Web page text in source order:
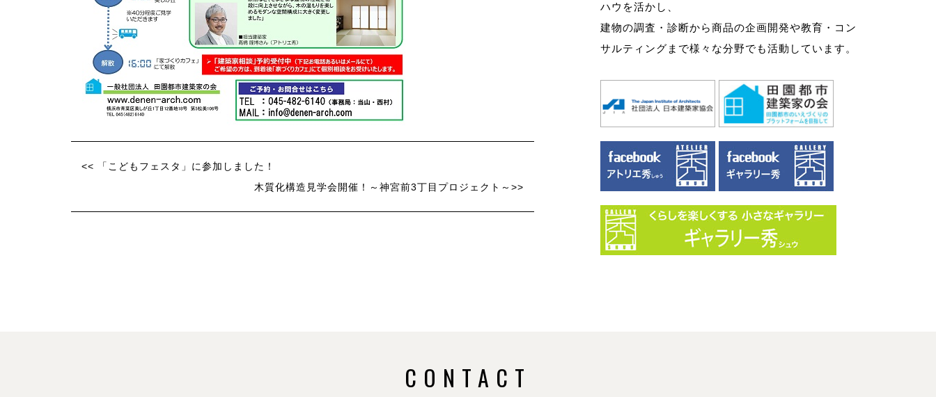
<< 「こどもフェスタ」に参加しました！
木質化構造見学会開催！～神宮前3丁目プロジェクト～>>
ハウを活かし、
建物の調査・診断から商品の企画開発や教育・コン
サルティングまで様々な分野でも活動しています。
CONTACT